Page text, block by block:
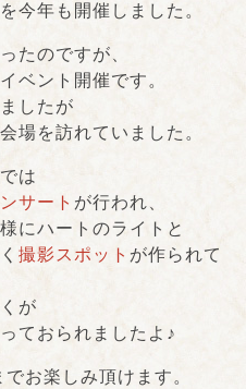
を今年も開催しました。
たのですが、
ベント開催です。
したが
場を訪れていました。
は
サート が行われ、
にハートのライトと
撮影スポット が作られて
が
ておられましたよ♪
お楽しみ頂けます。